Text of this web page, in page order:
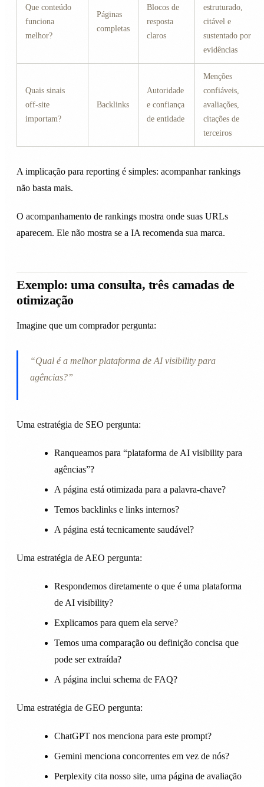
Que conteúdo
funciona
melhor?
Páginas
completas
Blocos de
resposta
claros
estruturado,
citável e
sustentado por
evidências
Quais sinais
off-site
importam?
Backlinks
Autoridade
e confiança
de entidade
Menções
confiáveis,
avaliações,
citações de
terceiros
A implicação para reporting é simples: acompanhar rankings
não basta mais.
O acompanhamento de rankings mostra onde suas URLs
aparecem. Ele não mostra se a IA recomenda sua marca.
Exemplo: uma consulta, três camadas de
otimização
Imagine que um comprador pergunta:
“Qual é a melhor plataforma de AI visibility para
agências?”
Uma estratégia de SEO pergunta:
Ranqueamos para “plataforma de AI visibility para
agências”?
A página está otimizada para a palavra-chave?
Temos backlinks e links internos?
A página está tecnicamente saudável?
Uma estratégia de AEO pergunta:
Respondemos diretamente o que é uma plataforma
de AI visibility?
Explicamos para quem ela serve?
Temos uma comparação ou definição concisa que
pode ser extraída?
A página inclui schema de FAQ?
Uma estratégia de GEO pergunta:
ChatGPT nos menciona para este prompt?
Gemini menciona concorrentes em vez de nós?
Perplexity cita nosso site, uma página de avaliação